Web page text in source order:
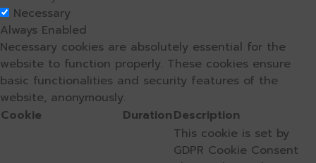
Necessary
Always Enabled
Necessary cookies are absolutely essential for the
website to function properly. These cookies ensure
basic functionalities and security features of the
website, anonymously.
Cookie
DurationDescription
This cookie is set by
GDPR Cookie Consent